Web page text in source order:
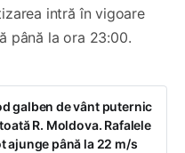
intră în vigoare
până la ora 23:00.
galben de vânt puternic
R. Moldova. Rafalele
ajunge până la 22 m/s